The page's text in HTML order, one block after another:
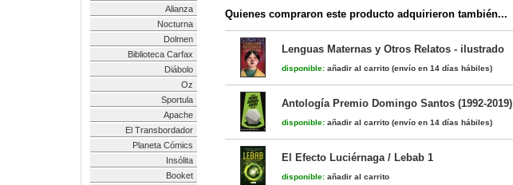
Alianza
Nocturna
Dolmen
Biblioteca Carfax
Diábolo
Oz
Sportula
Apache
El Transbordador
Planeta Cómics
Insólita
Booket
Quienes compraron este producto adquirieron también...
Lenguas Maternas y Otros Relatos - ilustrado
disponible: añadir al carrito (envío en 14 días hábiles)
Antología Premio Domingo Santos (1992-2019)
disponible: añadir al carrito (envío en 14 días hábiles)
El Efecto Luciérnaga / Lebab 1
disponible: añadir al carrito